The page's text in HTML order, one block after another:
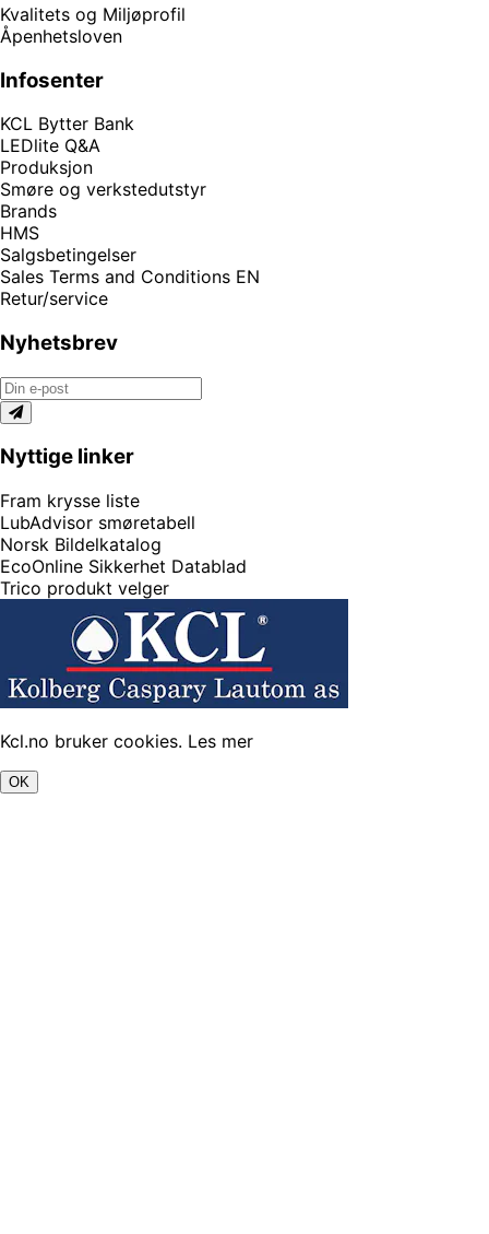
Kvalitets og Miljøprofil
Åpenhetsloven
Infosenter
KCL Bytter Bank
LEDlite Q&A
Produksjon
Smøre og verkstedutstyr
Brands
HMS
Salgsbetingelser
Sales Terms and Conditions EN
Retur/service
Nyhetsbrev
Nyttige linker
Fram krysse liste
LubAdvisor smøretabell
Norsk Bildelkatalog
EcoOnline Sikkerhet Datablad
Trico produkt velger
Kcl.no bruker cookies. Les mer
OK